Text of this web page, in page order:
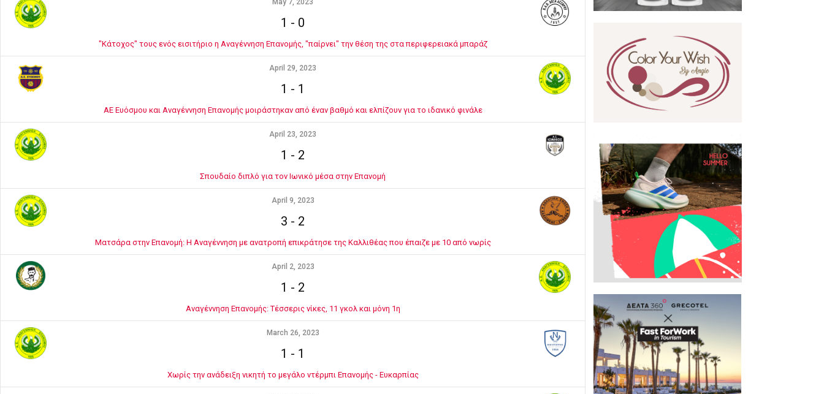
May 7, 2023
1 - 0
"Κάτοχος" τους ενός εισιτήριο η Αναγέννηση Επανομής, "παίρνει" την θέση της στα περιφερειακά μπαράζ
April 29, 2023
1 - 1
ΑΕ Ευόσμου και Αναγέννηση Επανομής μοιράστηκαν από έναν βαθμό και ελπίζουν για το ιδανικό φινάλε
April 23, 2023
1 - 2
Σπουδαίο διπλό για τον Ιωνικό μέσα στην Επανομή
April 9, 2023
3 - 2
Ματσάρα στην Επανομή: Η Αναγέννηση με ανατροπή επικράτησε της Καλλιθέας που έπαιζε με 10 από νωρίς
April 2, 2023
1 - 2
Αναγέννηση Επανομής: Τέσσερις νίκες, 11 γκολ και μόνη 1η
March 26, 2023
1 - 1
Χωρίς την ανάδειξη νικητή το μεγάλο ντέρμπι Επανομής - Ευκαρπίας